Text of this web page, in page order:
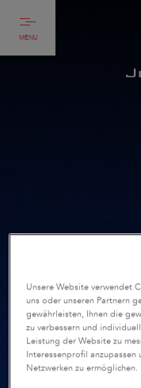
MENU
Unsere Website verwendet
uns oder unseren Partnern
gewährleisten, Ihnen die
zu verbessern und
Leistung der Website zu
Interessenprofil
Netzwerken zu ermöglichen.